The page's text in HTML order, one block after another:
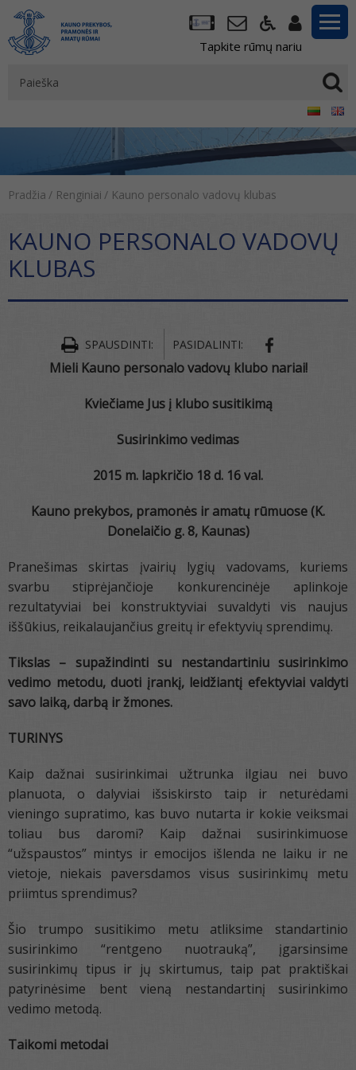
Tapkite rūmų nariu
Pradžia / Renginiai / Kauno personalo vadovų klubas
KAUNO PERSONALO VADOVŲ
KLUBAS
SPAUSDINTI: PASIDALINTI:
Mieli Kauno personalo vadovų klubo nariai!
Kviečiame Jus į klubo susitikimą
Susirinkimo vedimas
2015 m. lapkričio 18 d. 16 val.
Kauno prekybos, pramonės ir amatų rūmuose (K.
Donelaičio g. 8, Kaunas)
Pranešimas skirtas įvairių lygių vadovams, kuriems
svarbu stiprėjančioje konkurencinėje aplinkoje
rezultatyviai bei konstruktyviai suvaldyti vis naujus
iššūkius, reikalaujančius greitų ir efektyvių sprendimų.
Tikslas – supažindinti su nestandartiniu susirinkimo
vedimo metodu, duoti įrankį, leidžiantį efektyviai valdyti
savo laiką, darbą ir žmones.
TURINYS
Kaip dažnai susirinkimai užtrunka ilgiau nei buvo
planuota, o dalyviai išsiskirsto taip ir neturėdami
vieningo supratimo, kas buvo nutarta ir kokie veiksmai
toliau bus daromi? Kaip dažnai susirinkimuose
“užspaustos” mintys ir emocijos išlenda ne laiku ir ne
vietoje, niekais paversdamos visus susirinkimų metu
priimtus sprendimus?
Šio trumpo susitikimo metu atliksime standartinio
susirinkimo “rentgeno nuotrauką”, įgarsinsime
susirinkimų tipus ir jų skirtumus, taip pat praktiškai
patyrinėsime bent vieną nestandartinį susirinkimo
vedimo metodą.
Taikomi metodai